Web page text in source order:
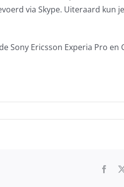
via Skype. Uiteraard kun
Sony Ericsson Experia Pro en